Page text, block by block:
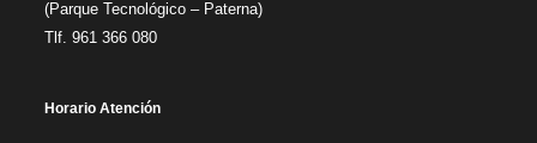
(Parque Tecnológico – Paterna)
Tlf. 961 366 080
Horario Atención